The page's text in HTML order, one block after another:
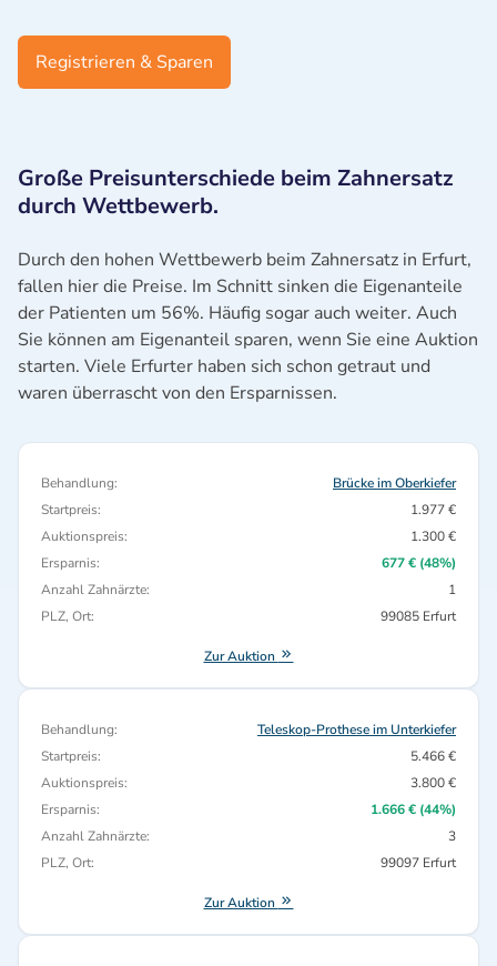
Registrieren & Sparen
Große Preisunterschiede beim Zahnersatz
durch Wettbewerb.
Durch den hohen Wettbewerb beim Zahnersatz in Erfurt,
fallen hier die Preise. Im Schnitt sinken die Eigenanteile
der Patienten um 56%. Häufig sogar auch weiter. Auch
Sie können am Eigenanteil sparen, wenn Sie eine Auktion
starten. Viele Erfurter haben sich schon getraut und
waren überrascht von den Ersparnissen.
Behandlung:
Brücke im Oberkiefer
Startpreis:
1.977 €
Auktionspreis:
1.300 €
Ersparnis:
677 € (48%)
Anzahl Zahnärzte:
1
PLZ, Ort:
99085 Erfurt
Zur Auktion
Behandlung:
Teleskop-Prothese im Unterkiefer
Startpreis:
5.466 €
Auktionspreis:
3.800 €
Ersparnis:
1.666 € (44%)
Anzahl Zahnärzte:
3
PLZ, Ort:
99097 Erfurt
Zur Auktion